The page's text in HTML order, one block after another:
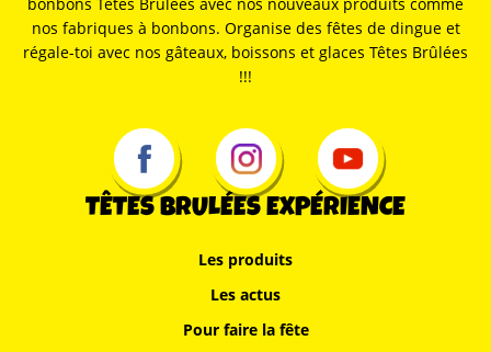
nos fabriques à bonbons. Organise des fêtes de dingue et
régale-toi avec nos gâteaux, boissons et glaces Têtes Brûlées
!!!
TÊTES BRULÉES EXPÉRIENCE
Les produits
Les actus
Pour faire la fête